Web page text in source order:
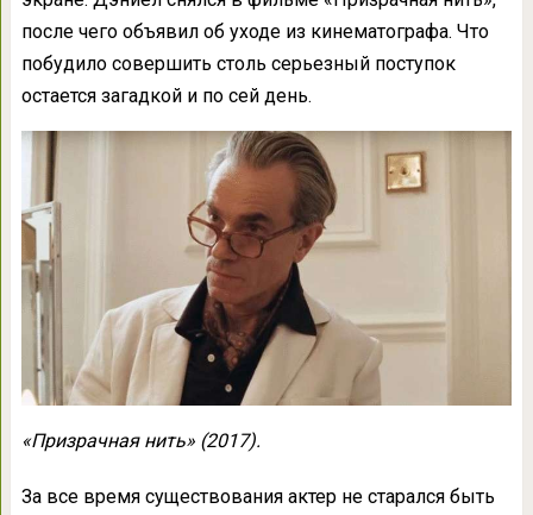
после чего объявил об уходе из кинематографа. Что
побудило совершить столь серьезный поступок
остается загадкой и по сей день.
«Призрачная нить» (2017).
За все время существования актер не старался быть